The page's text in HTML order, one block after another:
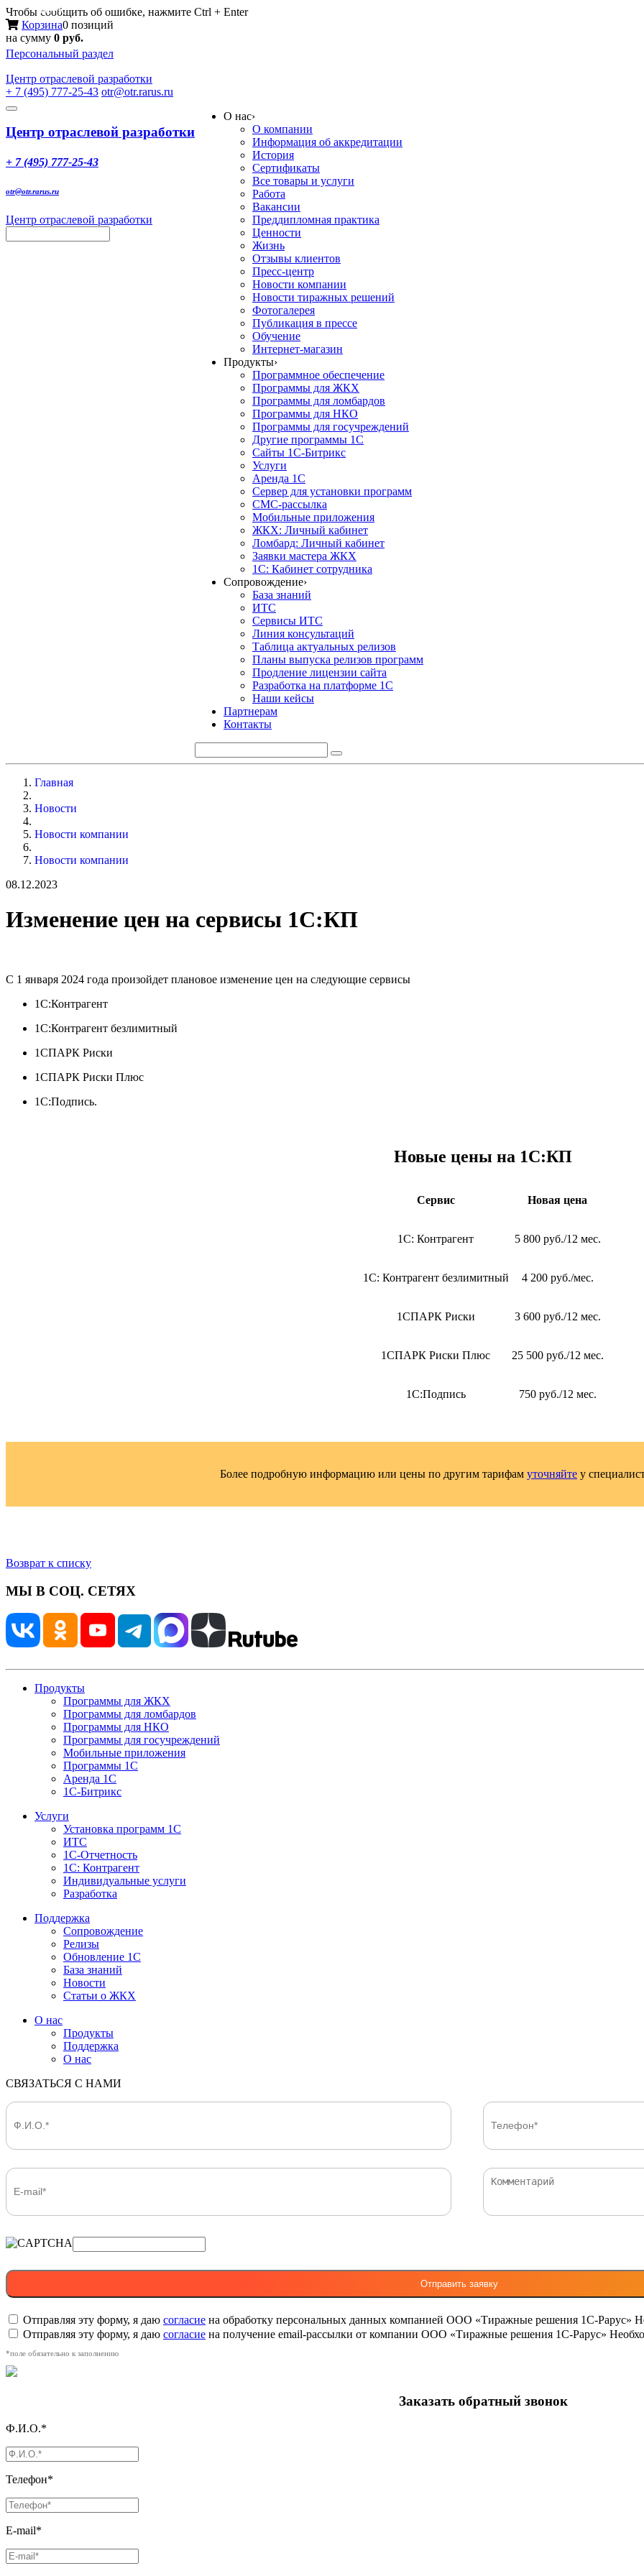
Чтобы сообщить об ошибке, нажмите Ctrl + Enter
Корзина0 позиций
на сумму 0 руб.
Персональный раздел
Центр отраслевой разработки
+ 7 (495) 777-25-43 otr@otr.rarus.ru
Toggle
Меню
Центр отраслевой разработки
+ 7 (495) 777-25-43
otr@otr.rarus.ru
Центр отраслевой разработки
О нас›
О компании
Информация об аккредитации
История
Сертификаты
Все товары и услуги
Работа
Вакансии
Преддипломная практика
Ценности
Жизнь
Отзывы клиентов
Пресс-центр
Новости компании
Новости тиражных решений
Фотогалерея
Публикация в прессе
Обучение
Интернет-магазин
Продукты›
Программное обеспечение
Программы для ЖКХ
Программы для ломбардов
Программы для НКО
Программы для госучреждений
Другие программы 1С
Сайты 1С-Битрикс
Услуги
Аренда 1С
Сервер для установки программ
СМС-рассылка
Мобильные приложения
ЖКХ: Личный кабинет
Ломбард: Личный кабинет
Заявки мастера ЖКХ
1С: Кабинет сотрудника
Сопровождение›
База знаний
ИТС
Сервисы ИТС
Линия консультаций
Таблица актуальных релизов
Планы выпуска релизов программ
Продление лицензии сайта
Разработка на платформе 1С
Наши кейсы
Партнерам
Контакты
Главная
Новости
Новости компании
Новости компании
08.12.2023
Изменение цен на сервисы 1С:КП
С 1 января 2024 года произойдет плановое изменение цен на следующие сервисы
1С:Контрагент
1С:Контрагент безлимитный
1СПАРК Риски
1СПАРК Риски Плюс
1С:Подпись.
Новые цены на 1С:КП
Сервис Новая цена
1С: Контрагент 5 800 руб./12 мес.
1С: Контрагент безлимитный 4 200 руб./мес.
1СПАРК Риски 3 600 руб./12 мес.
1СПАРК Риски Плюс 25 500 руб./12 мес.
1С:Подпись 750 руб./12 мес.
Более подробную информацию или цены по другим тарифам уточняйте у
Возврат к списку
МЫ В СОЦ. СЕТЯХ
Продукты
Программы для ЖКХ
Программы для ломбардов
Программы для НКО
Программы для госучреждений
Мобильные приложения
Программы 1С
Аренда 1С
1С-Битрикс
Услуги
Установка программ 1С
ИТС
1С-Отчетность
1С: Контрагент
Индивидуальные услуги
Разработка
Поддержка
Сопровождение
Релизы
Обновление 1С
База знаний
Новости
Статьи о ЖКХ
О нас
Продукты
Поддержка
О нас
СВЯЗАТЬСЯ С НАМИ
Отправляя эту форму, я даю согласие на обработку персональных данных компанией ООО «Тиражные решения 1С-Рарус»
Отправляя эту форму, я даю согласие на получение email-рассылки от компании ООО «Тиражные решения 1С-Рарус»
*поле обязательно к заполнению
Заказать обратный звонок
Ф.И.О.*
Телефон*
E-mail*